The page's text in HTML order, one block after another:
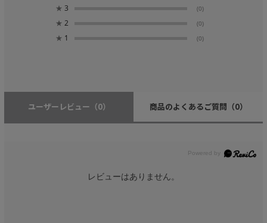
★ 3 (0)
★ 2 (0)
★ 1 (0)
ユーザーレビュー （0） 商品のよくあるご質問 （0）
レビューはありません。